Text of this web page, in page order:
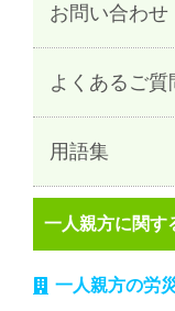
お問い合わせ
よくあるご質
用語集
一人親方に関す
一人親方の労